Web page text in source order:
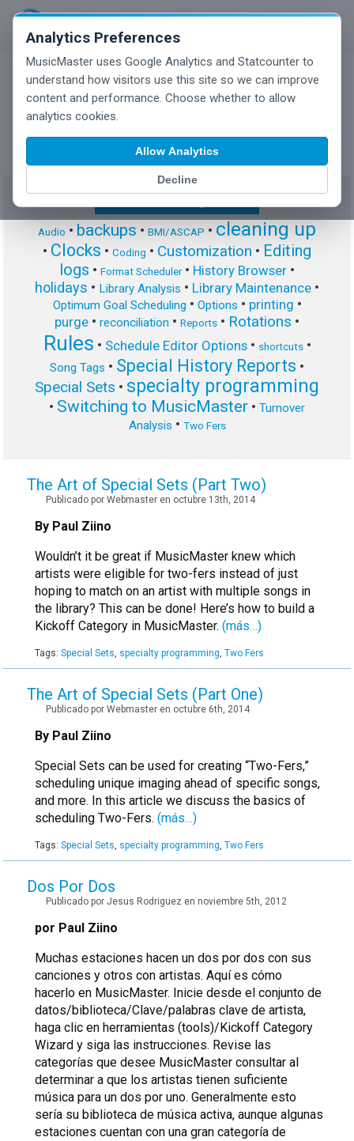
Analytics Preferences
MusicMaster uses Google Analytics and Statcounter to
understand how visitors use this site so we can improve
content and performance. Choose whether to allow
analytics cookies.
Allow Analytics
Decline
MusicMaster Blog
Audio • backups • BMI/ASCAP • cleaning up
• Clocks • Coding • Customization • Editing
logs • Format Scheduler• History Browser •
holidays • Library Analysis • Library Maintenance •
Optimum Goal Scheduling • Options • printing •
purge • reconciliation • Reports • Rotations •
Rules • Schedule Editor Options• shortcuts•
Song Tags • Special History Reports •
Special Sets • specialty programming
• Switching to MusicMaster • Turnover
Analysis • Two Fers
The Art of Special Sets (Part Two)
Publicado por Webmaster en octubre 13th, 2014
By Paul Ziino
Wouldn’t it be great if MusicMaster knew which
artists were eligible for two-fers instead of just
hoping to match on an artist with multiple songs in
the library? This can be done! Here’s how to build a
Kickoff Category in MusicMaster. (más…)
Tags: Special Sets, specialty programming, Two Fers
The Art of Special Sets (Part One)
Publicado por Webmaster en octubre 6th, 2014
By Paul Ziino
Special Sets can be used for creating “Two-Fers,”
scheduling unique imaging ahead of specific songs,
and more. In this article we discuss the basics of
scheduling Two-Fers. (más…)
Tags: Special Sets, specialty programming, Two Fers
Dos Por Dos
Publicado por Jesus Rodriguez en noviembre 5th, 2012
por Paul Ziino
Muchas estaciones hacen un dos por dos con sus
canciones y otros con artistas. Aquí es cómo
hacerlo en MusicMaster. Inicie desde el conjunto de
datos/biblioteca/Clave/palabras clave de artista,
haga clic en herramientas (tools)/Kickoff Category
Wizard y siga las instrucciones. Revise las
categorías que desee MusicMaster consultar al
determinar a que los artistas tienen suficiente
música para un dos por uno. Generalmente esto
sería su biblioteca de música activa, aunque algunas
estaciones cuentan con una gran categoría de